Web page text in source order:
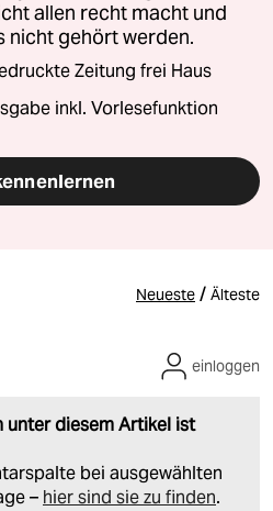
allen recht macht und
nicht gehört werden.
Zeitung frei Haus
inkl. Vorlesefunktion
Neueste / Älteste
unter diesem Artikel ist
bei ausgewählten
– hier sind sie zu finden.
einloggen